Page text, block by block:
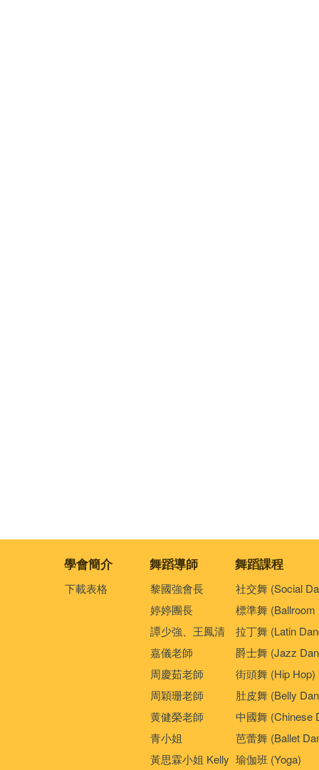
學會簡介 舞蹈導師 舞蹈課程
下載表格
黎國強會長
婷婷團長
譚少強、王鳳清
嘉儀老師
周慶茹老師
周穎珊老師
黄健榮老師
青小姐
黃思霖小姐 Kelly
社交舞 (Social
標準舞 (Ballroom
拉丁舞 (Latin
爵士舞 (Jazz
街頭舞 (Hip Hop)
肚皮舞 (Belly
中國舞 (Chinese
芭蕾舞 (Ballet
瑜伽班 (Yoga)